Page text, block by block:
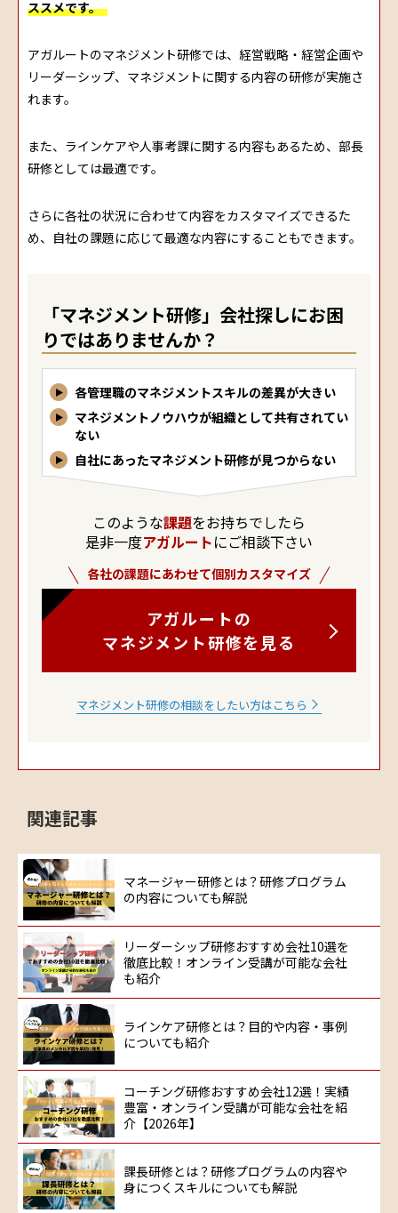
ススメです。
アガルートのマネジメント研修では、経営戦略・経営企画や
リーダーシップ、マネジメントに関する内容の研修が実施さ
れます。
また、ラインケアや人事考課に関する内容もあるため、部長
研修としては最適です。
さらに各社の状況に合わせて内容をカスタマイズできるた
め、自社の課題に応じて最適な内容にすることもできます。
「マネジメント研修」会社探しにお困
りではありませんか？
各管理職のマネジメントスキルの差異が大きい
マネジメントノウハウが組織として共有されてい
ない
自社にあったマネジメント研修が見つからない
このような課題をお持ちでしたら
是非一度アガルートにご相談下さい
各社の課題にあわせて個別カスタマイズ
アガルートの
マネジメント研修を見る
マネジメント研修の相談をしたい方はこちら
関連記事
マネージャー研修とは？研修プログラム
の内容についても解説
リーダーシップ研修おすすめ会社10選を
徹底比較！オンライン受講が可能な会社
も紹介
ラインケア研修とは？目的や内容・事例
についても紹介
コーチング研修おすすめ会社12選！実績
豊富・オンライン受講が可能な会社を紹
介【2026年】
課長研修とは？研修プログラムの内容や
身につくスキルについても解説